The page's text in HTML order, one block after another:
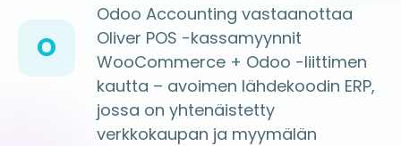
O
Odoo Accounting vastaanottaa
Oliver POS -kassamyynnit
WooCommerce + Odoo -liittimen
kautta – avoimen lähdekoodin ERP,
jossa on yhtenäistetty
verkkokaupan ja myymälän